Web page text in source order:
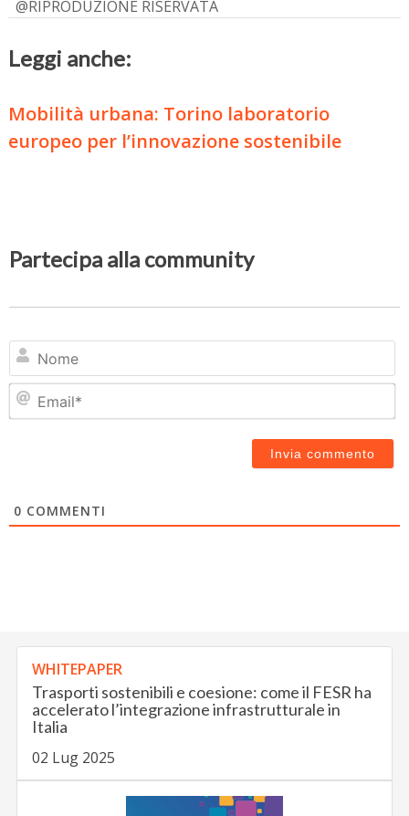
@RIPRODUZIONE RISERVATA
Leggi anche:
Mobilità urbana: Torino laboratorio
europeo per l’innovazione sostenibile
Partecipa alla community
0 COMMENTI
WHITEPAPER
Trasporti sostenibili e coesione: come il FESR ha
accelerato l’integrazione infrastrutturale in
Italia
02 Lug 2025